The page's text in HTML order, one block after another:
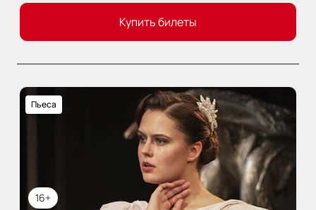
Купить билеты
16+
Пьеса